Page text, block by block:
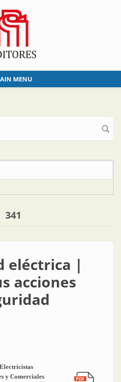
MENU
341
eléctrica |
acciones
y Comerciales